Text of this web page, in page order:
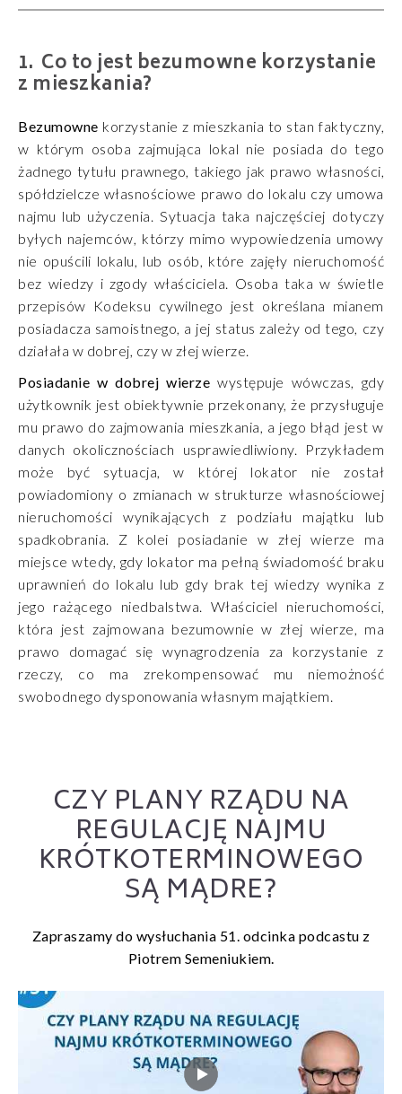
Co to jest bezumowne korzystanie
z mieszkania?
Bezumowne korzystanie z mieszkania to stan faktyczny,
w którym osoba zajmująca lokal nie posiada do tego
żadnego tytułu prawnego, takiego jak prawo własności,
spółdzielcze własnościowe prawo do lokalu czy umowa
najmu lub użyczenia. Sytuacja taka najczęściej dotyczy
byłych najemców, którzy mimo wypowiedzenia umowy
nie opuścili lokalu, lub osób, które zajęły nieruchomość
bez wiedzy i zgody właściciela. Osoba taka w świetle
przepisów Kodeksu cywilnego jest określana mianem
posiadacza samoistnego, a jej status zależy od tego, czy
działała w dobrej, czy w złej wierze.
Posiadanie w dobrej wierze występuje wówczas, gdy
użytkownik jest obiektywnie przekonany, że przysługuje
mu prawo do zajmowania mieszkania, a jego błąd jest w
danych okolicznościach usprawiedliwiony. Przykładem
może być sytuacja, w której lokator nie został
powiadomiony o zmianach w strukturze własnościowej
nieruchomości wynikających z podziału majątku lub
spadkobrania. Z kolei posiadanie w złej wierze ma
miejsce wtedy, gdy lokator ma pełną świadomość braku
uprawnień do lokalu lub gdy brak tej wiedzy wynika z
jego rażącego niedbalstwa. Właściciel nieruchomości,
która jest zajmowana bezumownie w złej wierze, ma
prawo domagać się wynagrodzenia za korzystanie z
rzeczy, co ma zrekompensować mu niemożność
swobodnego dysponowania własnym majątkiem.
CZY PLANY RZĄDU NA
REGULACJĘ NAJMU
KRÓTKOTERMINOWEGO
SĄ MĄDRE?
Zapraszamy do wysłuchania 51. odcinka podcastu z
Piotrem Semeniukiem.